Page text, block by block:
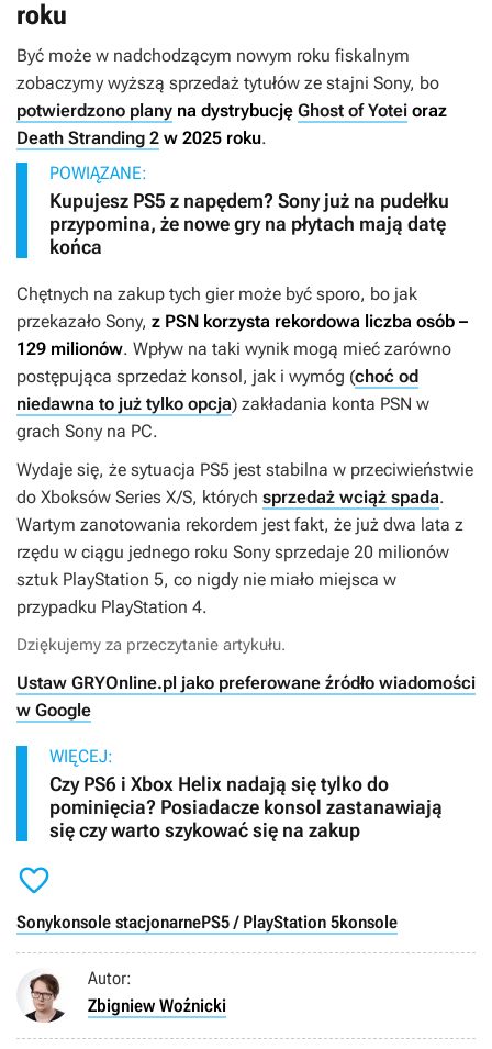
roku
Być może w nadchodzącym nowym roku fiskalnym
zobaczymy wyższą sprzedaż tytułów ze stajni Sony, bo
potwierdzono plany na dystrybucję Ghost of Yotei oraz
Death Stranding 2 w 2025 roku.
POWIĄZANE:
Kupujesz PS5 z napędem? Sony już na pudełku
przypomina, że nowe gry na płytach mają datę
końca
Chętnych na zakup tych gier może być sporo, bo jak
przekazało Sony, z PSN korzysta rekordowa liczba osób –
129 milionów. Wpływ na taki wynik mogą mieć zarówno
postępująca sprzedaż konsol, jak i wymóg (choć od
niedawna to już tylko opcja) zakładania konta PSN w
grach Sony na PC.
Wydaje się, że sytuacja PS5 jest stabilna w przeciwieństwie
do Xboksów Series X/S, których sprzedaż wciąż spada.
Wartym zanotowania rekordem jest fakt, że już dwa lata z
rzędu w ciągu jednego roku Sony sprzedaje 20 milionów
sztuk PlayStation 5, co nigdy nie miało miejsca w
przypadku PlayStation 4.
Dziękujemy za przeczytanie artykułu.
Ustaw GRYOnline.pl jako preferowane źródło wiadomości
w Google
WIĘCEJ:
Czy PS6 i Xbox Helix nadają się tylko do
pominięcia? Posiadacze konsol zastanawiają
się czy warto szykować się na zakup

Sonykonsole stacjonarnePS5 / PlayStation 5konsole
Autor:
Zbigniew Woźnicki